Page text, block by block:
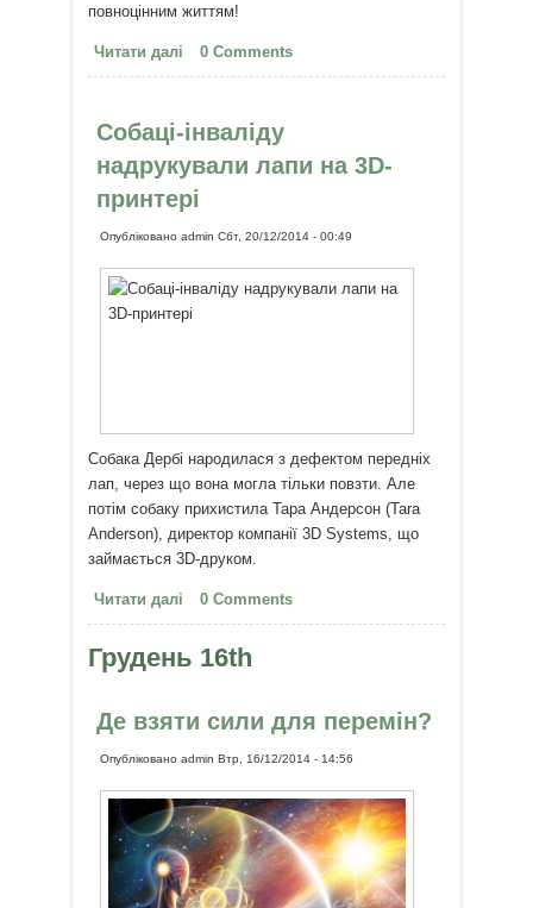
повноцінним життям!
Читати далі про Портрети України: Юра
Михальчук - людина, яка не
0 Comments
Собаці-інваліду
надрукували лапи на 3D-
принтері
Опублікованоadmin Сбт, 20/12/2014 - 00:49
Собака Дербі народилася з дефектом передніх
лап, через що вона могла тільки повзти. Але
потім собаку прихистила Тара Андерсон (Tara
Anderson), директор компанії 3D Systems, що
займається 3D-друком.
Читати далі про Собаці-інваліду надрукували
лапи на 3D-принтері
0 Comments
Грудень 16th
Де взяти сили для перемін?
Опублікованоadmin Втр, 16/12/2014 - 14:56